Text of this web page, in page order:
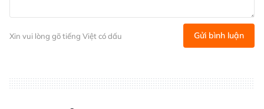
Xin vui lòng gõ tiếng Việt có dấu Gửi bình luận